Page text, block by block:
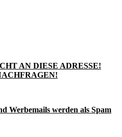
AN DIESE ADRESSE!
Werbemails werden als Spam